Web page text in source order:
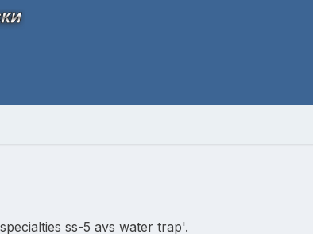
ss-5 avs water trap'.